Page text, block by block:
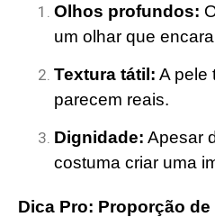
Olhos profundos:
um olhar que
Textura tátil: A pele
parecem reais.
Dignidade: Apesar
costuma criar uma
Dica Pro: Proporção de